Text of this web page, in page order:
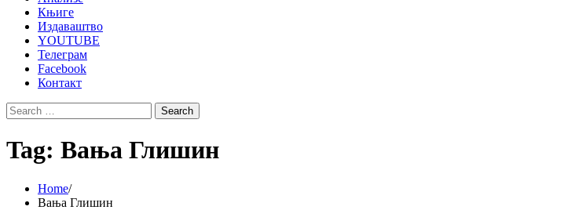
Књиге
Издаваштво
YOUTUBE
Телеграм
Facebook
Контакт
Search
for:
Tag: Вања Глишин
Home
Вања Глишин